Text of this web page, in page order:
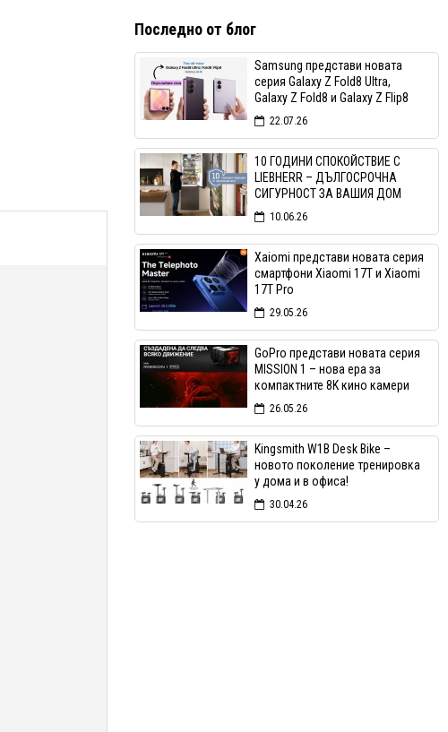
Последно от блог
Samsung представи новата
серия Galaxy Z Fold8 Ultra,
Galaxy Z Fold8 и Galaxy Z Flip8
22.07.26
10 ГОДИНИ СПОКОЙСТВИЕ С
LIEBHERR – ДЪЛГОСРОЧНА
СИГУРНОСТ ЗА ВАШИЯ ДОМ
10.06.26
Xaiomi представи новата серия
смартфони Xiaomi 17T и Xiaomi
17T Pro
29.05.26
GoPro представи новата серия
MISSION 1 – нова ера за
компактните 8K кино камери
26.05.26
Kingsmith W1B Desk Bike –
новото поколение тренировка
у дома и в офиса!
30.04.26